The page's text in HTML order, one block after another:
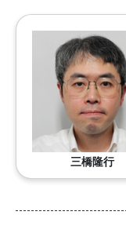
三橋隆行